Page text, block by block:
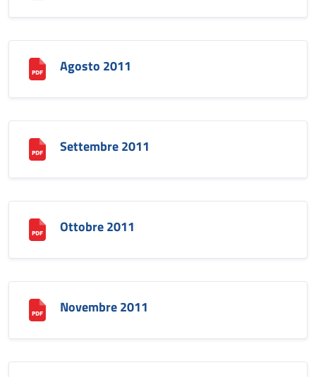
Agosto 2011
Settembre 2011
Ottobre 2011
Novembre 2011